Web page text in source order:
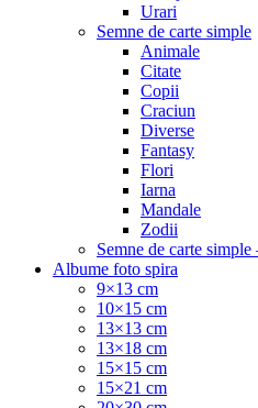
Urari
Semne de carte simple
Animale
Citate
Copii
Craciun
Diverse
Fantasy
Flori
Iarna
Mandale
Zodii
Semne de carte simple
Albume foto spira
9×13 cm
10×15 cm
13×13 cm
13×18 cm
15×15 cm
15×21 cm